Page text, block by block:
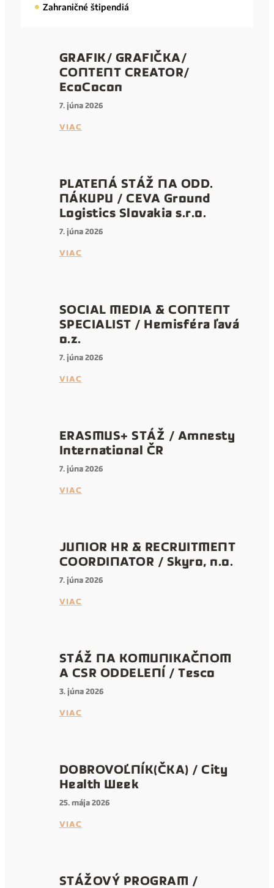
Zahraničné štipendiá
GRAFIK/ GRAFIČKA/
CONTENT CREATOR/
EcoCocon
7. júna 2026
VIAC
PLATENÁ STÁŽ NA ODD.
NÁKUPU / CEVA Ground
Logistics Slovakia s.r.o.
7. júna 2026
VIAC
SOCIAL MEDIA & CONTENT
SPECIALIST / Hemisféra ľavá
o.z.
7. júna 2026
VIAC
ERASMUS+ STÁŽ / Amnesty
International ČR
7. júna 2026
VIAC
JUNIOR HR & RECRUITMENT
COORDINATOR / Skyro, n.o.
7. júna 2026
VIAC
STÁŽ NA KOMUNIKAČNOM
A CSR ODDELENÍ / Tesco
3. júna 2026
VIAC
DOBROVOĽNÍK(ČKA) / City
Health Week
25. mája 2026
VIAC
STÁŽOVÝ PROGRAM /